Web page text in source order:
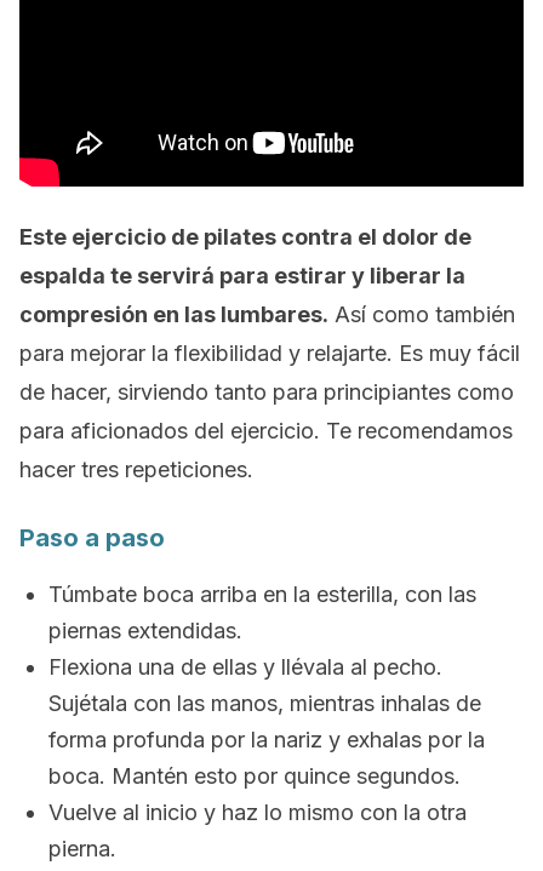
Este ejercicio de pilates contra el dolor de
espalda te servirá para estirar y liberar la
compresión en las lumbares. Así como también
para mejorar la flexibilidad y relajarte. Es muy fácil
de hacer, sirviendo tanto para principiantes como
para aficionados del ejercicio. Te recomendamos
hacer tres repeticiones.
Paso a paso
Túmbate boca arriba en la esterilla, con las
piernas extendidas.
Flexiona una de ellas y llévala al pecho.
Sujétala con las manos, mientras inhalas de
forma profunda por la nariz y exhalas por la
boca. Mantén esto por quince segundos.
Vuelve al inicio y haz lo mismo con la otra
pierna.